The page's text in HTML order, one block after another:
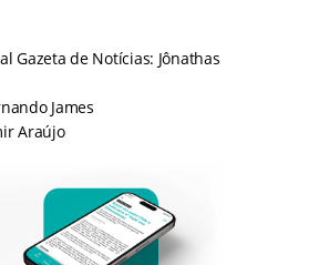
Gazeta de Notícias: Jônathas
James
Araújo